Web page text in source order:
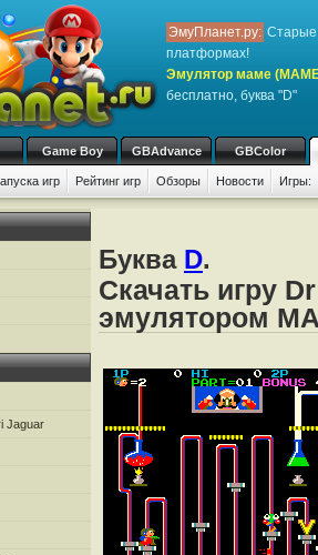
ЭмуПланет.ру: Старые
платформах!
Эмулятор маме
бесплатно, буква "D"
Game Boy GBAdvance GBColor
игр Рейтинг игр Обзоры Новости Игры:
Jaguar
Буква D.
Скачать игру
эмулятором